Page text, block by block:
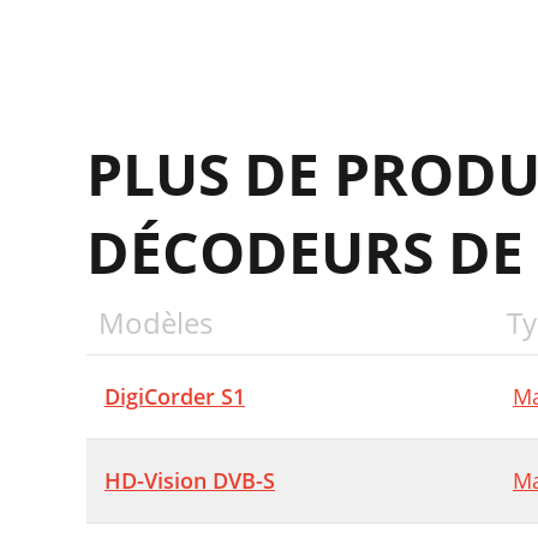
PLUS DE
DÉCODEURS
Modèles
DigiCorder S1
HD-Vision DVB-S